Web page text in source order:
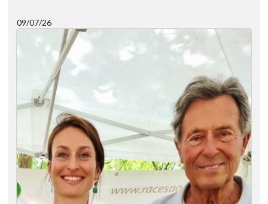
09/07/26